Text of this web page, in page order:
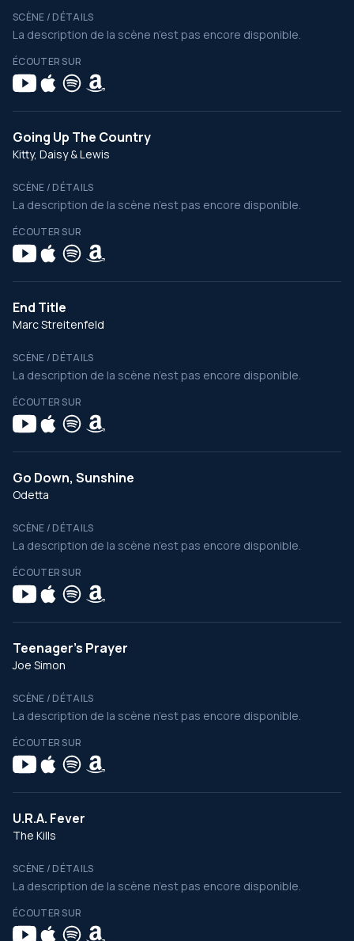
SCÈNE / DÉTAILS
La description de la scène n’est pas encore disponible.
ÉCOUTER SUR
Going Up The Country
Kitty, Daisy & Lewis
SCÈNE / DÉTAILS
La description de la scène n’est pas encore disponible.
ÉCOUTER SUR
End Title
Marc Streitenfeld
SCÈNE / DÉTAILS
La description de la scène n’est pas encore disponible.
ÉCOUTER SUR
Go Down, Sunshine
Odetta
SCÈNE / DÉTAILS
La description de la scène n’est pas encore disponible.
ÉCOUTER SUR
Teenager's Prayer
Joe Simon
SCÈNE / DÉTAILS
La description de la scène n’est pas encore disponible.
ÉCOUTER SUR
U.R.A. Fever
The Kills
SCÈNE / DÉTAILS
La description de la scène n’est pas encore disponible.
ÉCOUTER SUR